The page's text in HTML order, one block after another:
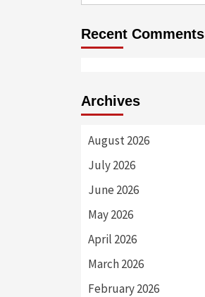
Recent Comments
Archives
August 2026
July 2026
June 2026
May 2026
April 2026
March 2026
February 2026